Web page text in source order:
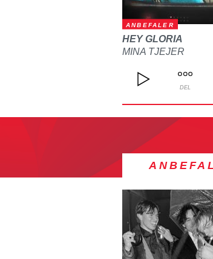
ANBEFALER
HEY GLORIA
MINA TJEJER
DEL